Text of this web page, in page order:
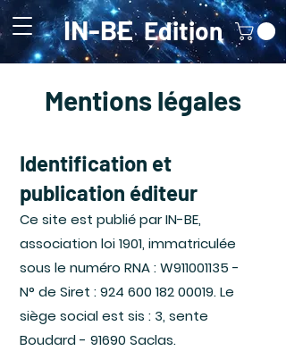
IN-BE Edition
Mentions légales
Identification et
publication éditeur
Ce site est publié par IN-BE,
association loi 1901, immatriculée
sous le numéro RNA : W911001135 -
N° de Siret :924 600 182 00019. Le
siège social est sis : 3, sente
Boudard - 91690 Saclas.